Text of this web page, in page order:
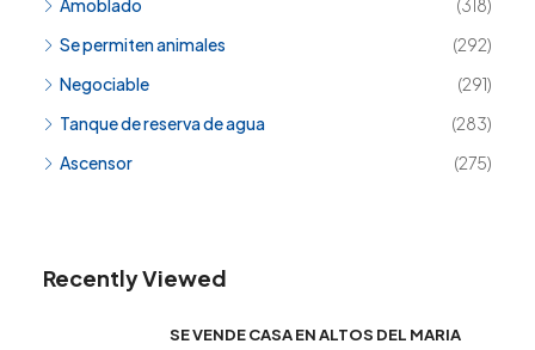
Amoblado
(318)
Se permiten animales
(292)
Negociable
(291)
Tanque de reserva de agua
(283)
Ascensor
(275)
Recently Viewed
SE VENDE CASA EN ALTOS DEL MARIA